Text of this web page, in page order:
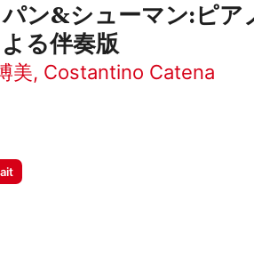
ン&シューマン:ピア
る伴奏版
美, Costantino Catena